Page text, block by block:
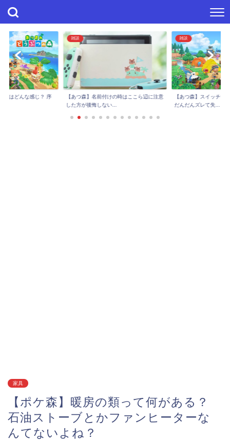
捗はどんな感じ？ 序
雑談
【あつ森】名前付けの時はここら辺に注意
した方が後悔しない...
雑談
【あつ森】スイッチで
だんだんズレて失...
家具
【ポケ森】暖房の類って何がある？
石油ストーブとかファンヒーターな
んてないよね？